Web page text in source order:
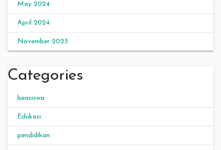
May 2024
April 2024
November 2023
Categories
beasiswa
Edukasi
pendidikan